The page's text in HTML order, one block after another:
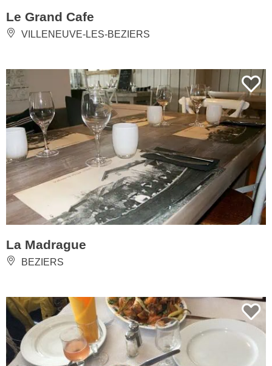
Le Grand Cafe
VILLENEUVE-LES-BEZIERS
La Madrague
BEZIERS